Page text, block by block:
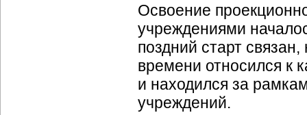
Освоение
учреждениями
поздний старт
времени относился к
и находился за
учреждений.